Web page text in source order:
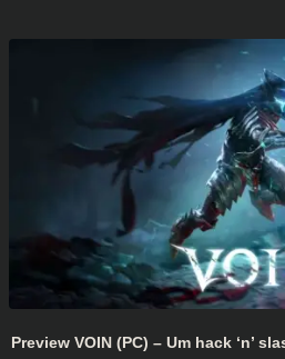
Preview VOIN (PC) – Um hack ‘n’